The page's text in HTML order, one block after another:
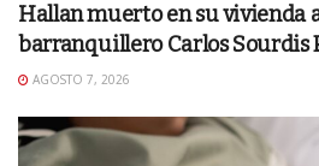
Hallan muerto en su vivienda
barranquillero Carlos Sourdis
AGOSTO 7, 2026